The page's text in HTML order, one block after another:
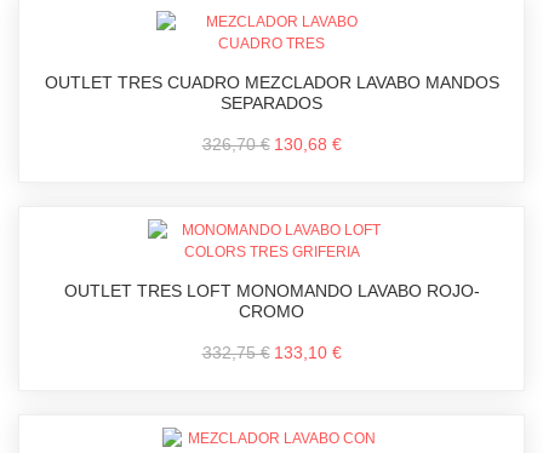
OUTLET TRES CUADRO MEZCLADOR LAVABO MANDOS
SEPARADOS
326,70 € 130,68 €
OUTLET TRES LOFT MONOMANDO LAVABO ROJO-
CROMO
332,75 € 133,10 €